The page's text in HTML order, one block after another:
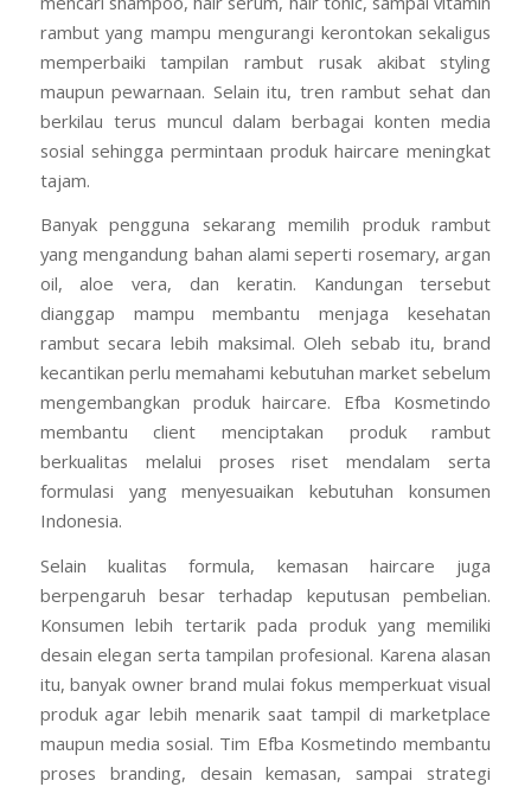
rambut yang mampu mengurangi kerontokan sekaligus
memperbaiki tampilan rambut rusak akibat styling
maupun pewarnaan. Selain itu, tren rambut sehat dan
berkilau terus muncul dalam berbagai konten media
sosial sehingga permintaan produk haircare meningkat
tajam.
Banyak pengguna sekarang memilih produk rambut
yang mengandung bahan alami seperti rosemary, argan
oil, aloe vera, dan keratin. Kandungan tersebut
dianggap mampu membantu menjaga kesehatan
rambut secara lebih maksimal. Oleh sebab itu, brand
kecantikan perlu memahami kebutuhan market sebelum
mengembangkan produk haircare. Efba Kosmetindo
membantu client menciptakan produk rambut
berkualitas melalui proses riset mendalam serta
formulasi yang menyesuaikan kebutuhan konsumen
Indonesia.
Selain kualitas formula, kemasan haircare juga
berpengaruh besar terhadap keputusan pembelian.
Konsumen lebih tertarik pada produk yang memiliki
desain elegan serta tampilan profesional. Karena alasan
itu, banyak owner brand mulai fokus memperkuat visual
produk agar lebih menarik saat tampil di marketplace
maupun media sosial. Tim Efba Kosmetindo membantu
proses branding, desain kemasan, sampai strategi